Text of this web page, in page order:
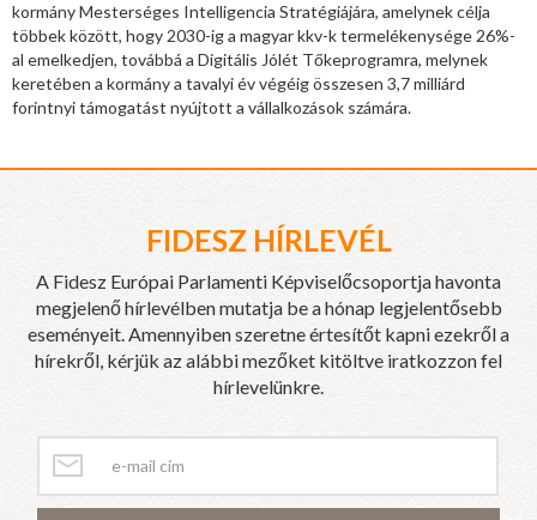
kormány Mesterséges Intelligencia Stratégiájára, amelynek célja
többek között, hogy 2030-ig a magyar kkv-k termelékenysége 26%-
al emelkedjen, továbbá a Digitális Jólét Tőkeprogramra, melynek
keretében a kormány a tavalyi év végéig összesen 3,7 milliárd
forintnyi támogatást nyújtott a vállalkozások számára.
FIDESZ HÍRLEVÉL
A Fidesz Európai Parlamenti Képviselőcsoportja havonta
megjelenő hírlevélben mutatja be a hónap legjelentősebb
eseményeit. Amennyiben szeretne értesítőt kapni ezekről a
hírekről, kérjük az alábbi mezőket kitöltve iratkozzon fel
hírlevelünkre.